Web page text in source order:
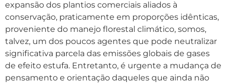
expansão dos plantios comerciais aliados à
conservação, praticamente em proporções idênticas,
proveniente do manejo florestal climático, somos,
talvez, um dos poucos agentes que pode neutralizar
significativa parcela das emissões globais de gases
de efeito estufa. Entretanto, é urgente a mudança de
pensamento e orientação daqueles que ainda não